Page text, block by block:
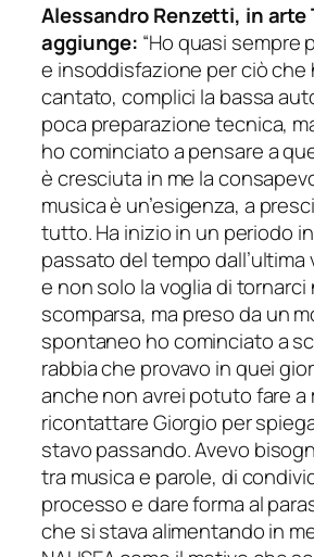
Alessandro Renzetti, in arte
aggiunge: “Ho quasi sempre
e insoddisfazione per ciò che
cantato, complici la bassa
poca preparazione tecnica,
ho cominciato a pensare a
è cresciuta in me la
musica è un’esigenza, a
tutto. Ha inizio in un periodo
passato del tempo
e non solo la voglia di tornarci
scomparsa, ma preso da un
spontaneo ho cominciato a
rabbia che provavo in quei
anche non avrei potuto fare a
ricontattare Giorgio per
stavo passando. Avevo
tra musica e parole, di
processo e dare forma al
che si stava alimentando in